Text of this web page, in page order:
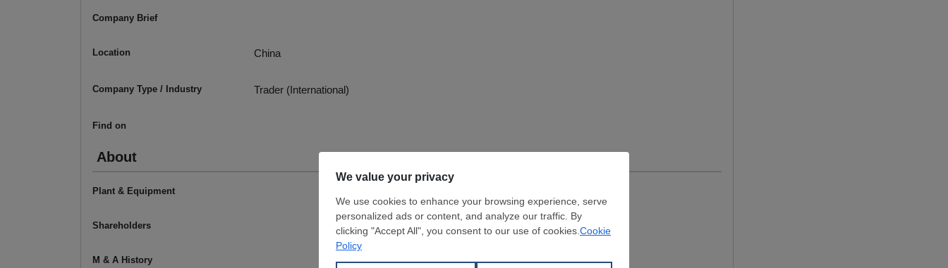
Company Brief
Location China
Company Type / Industry Trader (International)
Find on
About
Plant & Equipment
Shareholders
M & A History